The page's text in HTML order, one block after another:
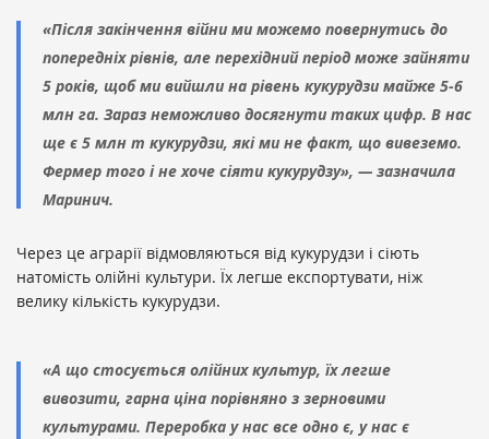
«Після закінчення війни ми можемо повернутись до
попередніх рівнів, але перехідний період може зайняти
5 років, щоб ми вийшли на рівень кукурудзи майже 5-6
млн га. Зараз неможливо досягнути таких цифр. В нас
ще є 5 млн т кукурудзи, які ми не факт, що вивеземо.
Фермер того і не хоче сіяти кукурудзу», — зазначила
Маринич.
Через це аграрії відмовляються від кукурудзи і сіють
натомість олійні культури. Їх легше експортувати, ніж
велику кількість кукурудзи.
«А що стосується олійних культур, їх легше
вивозити, гарна ціна порівняно з зерновими
культурами. Переробка у нас все одно є, у нас є